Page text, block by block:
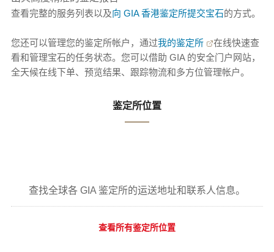
查看完整的服务列表以及向 GIA 香港鉴定所提交宝石的方式。
您还可以管理您的鉴定所帐户，通过我的鉴定所
在线快速查
看和管理宝石的任务状态。您可以借助 GIA 的安全门户网站，
全天候在线下单、预览结果、跟踪物流和多方位管理帐户。
鉴定所位置
查找全球各 GIA 鉴定所的运送地址和联系人信息。
查看所有鉴定所位置